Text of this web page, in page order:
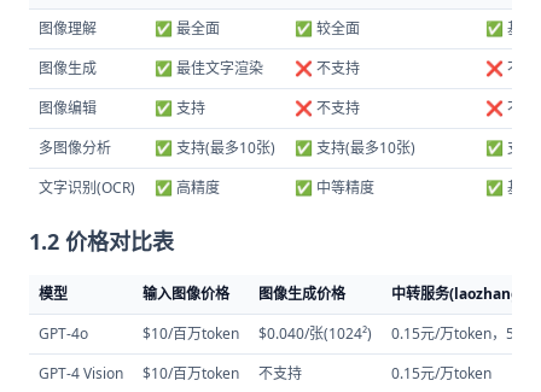
图像理解
✅ 最全面 ✅ 较全面
✅ 基础
图像生成
✅ 最佳文字渲染 ❌ 不支持
❌ 不支
图像编辑
✅ 支持 ❌ 不支持
❌ 不支
多图像分析
✅ 支持(最多10张) ✅ 支持(最多10张)
✅ 支持
文字识别(OCR)
✅ 高精度 ✅ 中等精度 ✅ 基础
1.2 价格对比表
模型 输入图像价格 图像生成价格
中转服务
GPT-4o
$10/百万token $0.040/张(1024²)
0.15元/万token，5.0
GPT-4 Vision
$10/百万token 不支持
0.15元/万token